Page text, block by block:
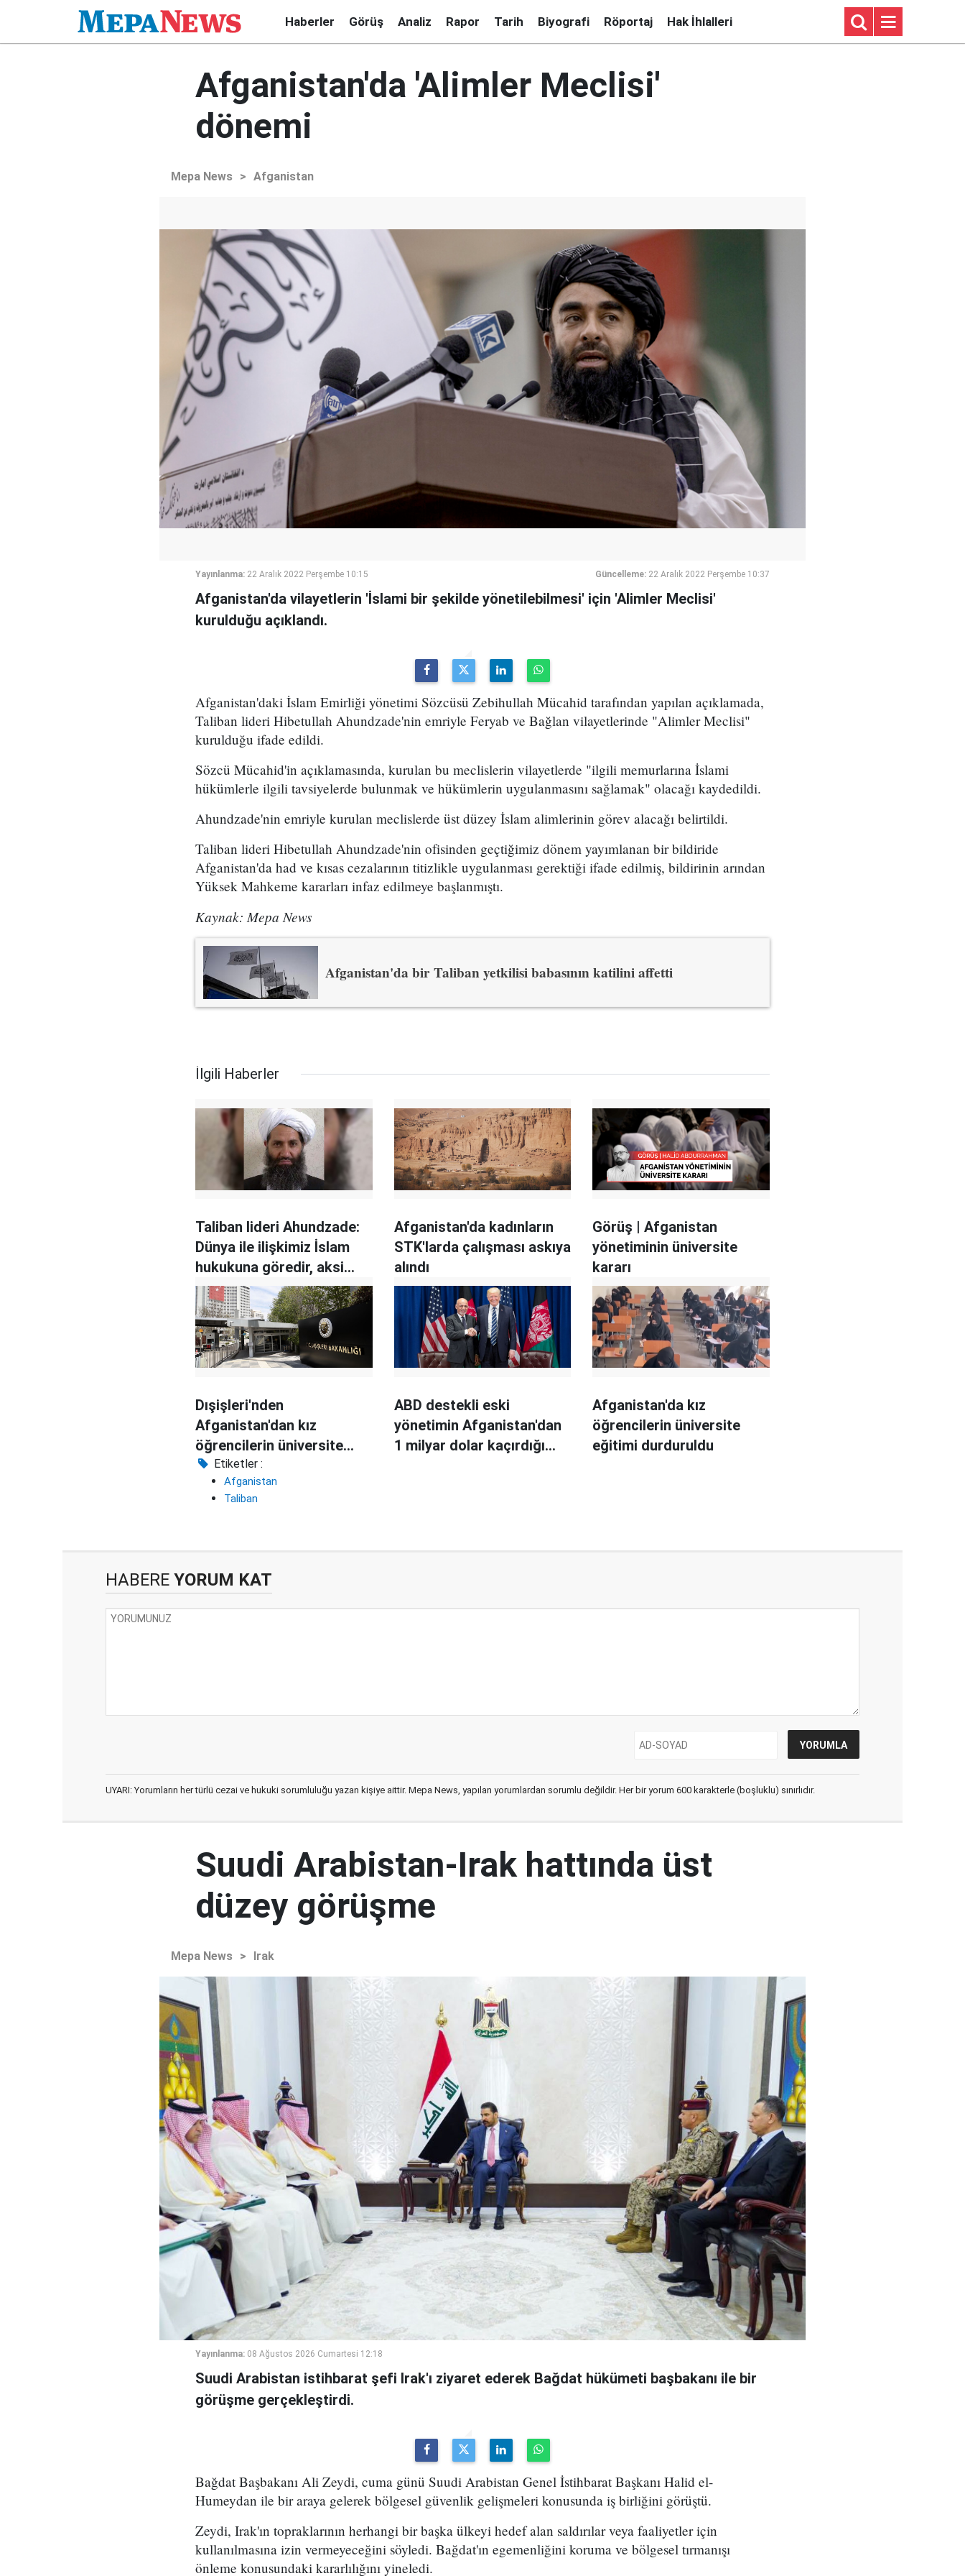
Haberler Görüş Analiz Rapor Tarih Biyografi Röportaj Hak İhlalleri
Afganistan'da 'Alimler Meclisi'
dönemi
Mepa News > Afganistan
Yayınlanma: 22 Aralık 2022 Perşembe 10:15 Güncelleme: 22 Aralık 2022 Perşembe 10:37
Afganistan'da vilayetlerin 'İslami bir şekilde yönetilebilmesi' için 'Alimler Meclisi'
kurulduğu açıklandı.
Afganistan'daki İslam Emirliği yönetimi Sözcüsü Zebihullah Mücahid tarafından yapılan açıklamada,
Taliban lideri Hibetullah Ahundzade'nin emriyle Feryab ve Bağlan vilayetlerinde "Alimler Meclisi"
kurulduğu ifade edildi.
Sözcü Mücahid'in açıklamasında, kurulan bu meclislerin vilayetlerde "ilgili memurlarına İslami
hükümlerle ilgili tavsiyelerde bulunmak ve hükümlerin uygulanmasını sağlamak" olacağı kaydedildi.
Ahundzade'nin emriyle kurulan meclislerde üst düzey İslam alimlerinin görev alacağı belirtildi.
Taliban lideri Hibetullah Ahundzade'nin ofisinden geçtiğimiz dönem yayımlanan bir bildiride
Afganistan'da had ve kısas cezalarının titizlikle uygulanması gerektiği ifade edilmiş, bildirinin arından
Yüksek Mahkeme kararları infaz edilmeye başlanmıştı.
Kaynak: Mepa News
Afganistan'da bir Taliban yetkilisi babasının katilini affetti
İlgili Haberler
Taliban lideri Ahundzade:
Dünya ile ilişkimiz İslam
hukukuna göredir, aksi
kabul edilebilir değil
Afganistan'da kadınların
STK'larda çalışması askıya
alındı
Görüş | Afganistan
yönetiminin üniversite
kararı
Dışişleri'nden
Afganistan'dan kız
öğrencilerin üniversite
eğitiminin durdurulmasına
tepki
ABD destekli eski
yönetimin Afganistan'dan
1 milyar dolar kaçırdığı
Afganistan'da kız
öğrencilerin üniversite
eğitimi durduruldu
Etiketler :
Afganistan
Taliban
HABERE YORUM KAT
UYARI: Yorumların her türlü cezai ve hukuki sorumluluğu yazan kişiye aittir. Mepa News, yapılan yorumlardan sorumlu değildir. Her bir yorum 600 karakterle (boşluklu) sınırlıdır.
Suudi Arabistan-Irak hattında üst
düzey görüşme
Mepa News > Irak
Yayınlanma: 08 Ağustos 2026 Cumartesi 12:18
Suudi Arabistan istihbarat şefi Irak'ı ziyaret ederek Bağdat hükümeti başbakanı ile bir
görüşme gerçekleştirdi.
Bağdat Başbakanı Ali Zeydi, cuma günü Suudi Arabistan Genel İstihbarat Başkanı Halid el-
Humeydan ile bir araya gelerek bölgesel güvenlik gelişmeleri konusunda iş birliğini görüştü.
Zeydi, Irak'ın topraklarının herhangi bir başka ülkeyi hedef alan saldırılar veya faaliyetler için
kullanılmasına izin vermeyeceğini söyledi. Bağdat'ın egemenliğini koruma ve bölgesel tırmanışı
önleme konusundaki kararlılığını yineledi.